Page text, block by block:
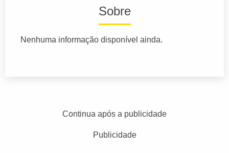
Sobre
Nenhuma informação disponível ainda.
Continua após a publicidade
Publicidade